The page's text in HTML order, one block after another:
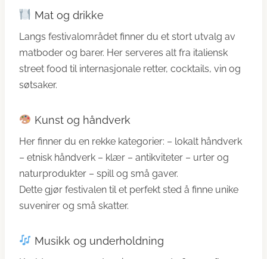
Mat og drikke
Langs festivalområdet finner du et stort utvalg av
matboder og barer. Her serveres alt fra italiensk
street food til internasjonale retter, cocktails, vin og
søtsaker.
Kunst og håndverk
Her finner du en rekke kategorier: – lokalt håndverk
– etnisk håndverk – klær – antikviteter – urter og
naturprodukter – spill og små gaver.
Dette gjør festivalen til et perfekt sted å finne unike
suvenirer og små skatter.
Musikk og underholdning